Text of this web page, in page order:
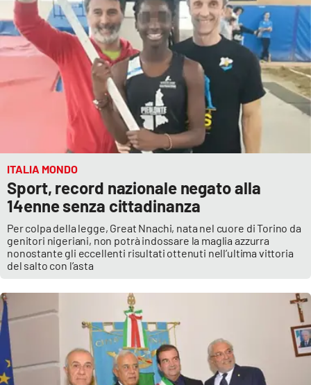
ITALIA MONDO
Sport, record nazionale negato alla
14enne senza cittadinanza
Per colpa della legge, Great Nnachi, nata nel cuore di Torino da
genitori nigeriani, non potrà indossare la maglia azzurra
nonostante gli eccellenti risultati ottenuti nell’ultima vittoria
del salto con l’asta